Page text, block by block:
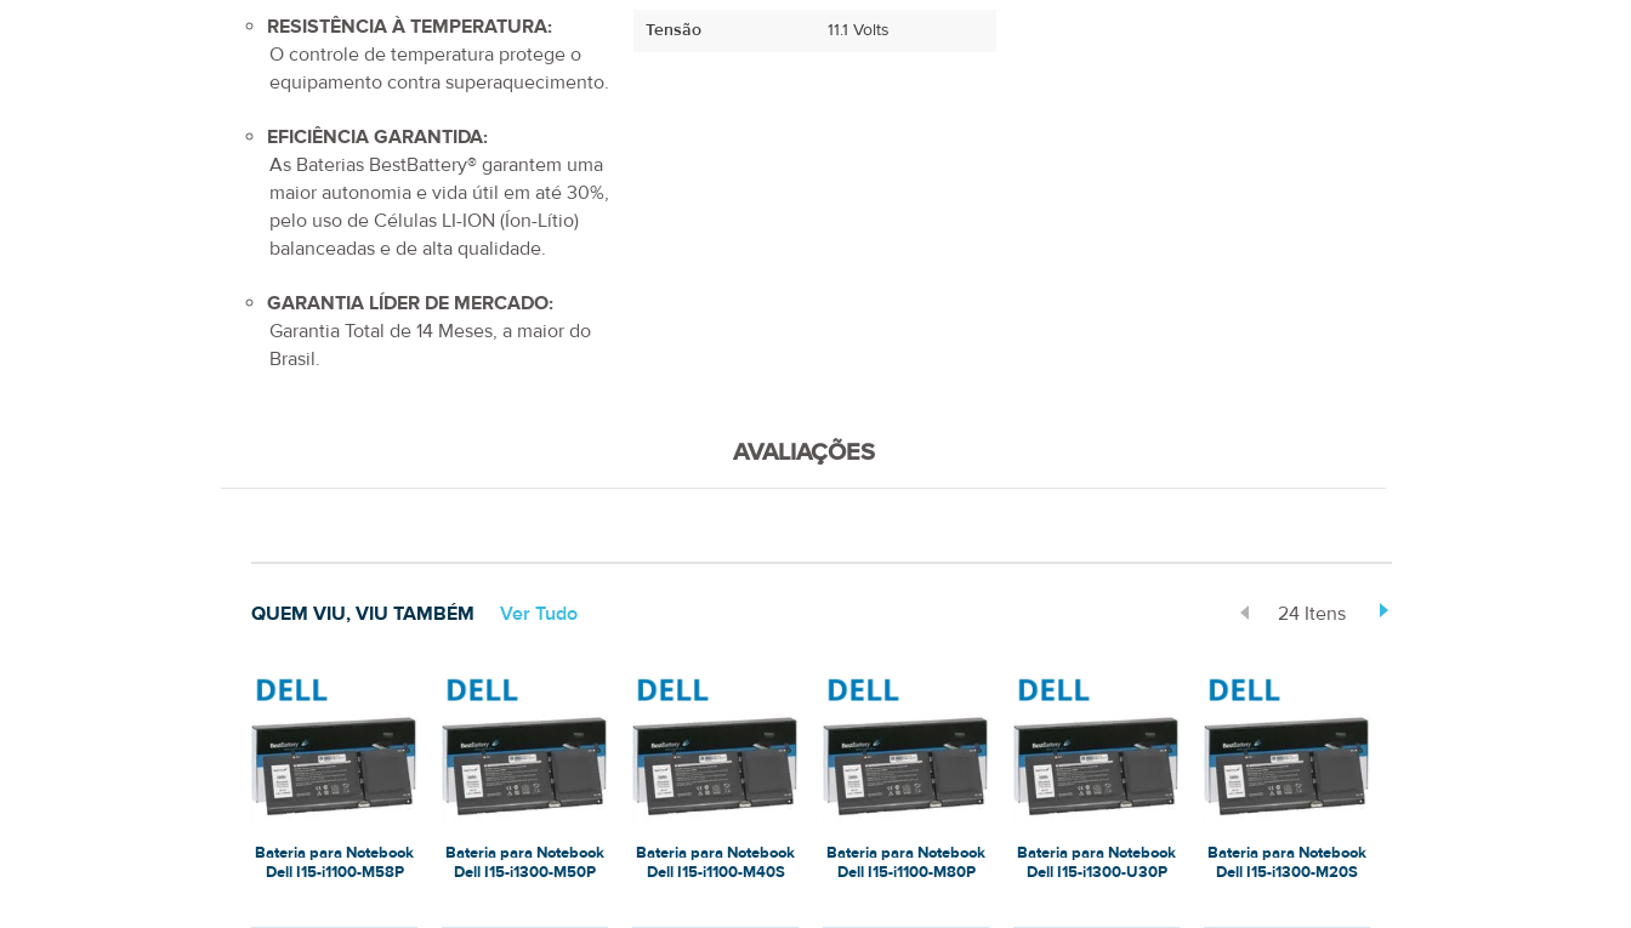
RESISTÊNCIA À TEMPERATURA:
O controle de temperatura protege o
equipamento contra superaquecimento.
EFICIÊNCIA GARANTIDA:
As Baterias BestBattery® garantem uma
maior autonomia e vida útil em até 30%,
pelo uso de Células LI-ION (Íon-Lítio)
balanceadas e de alta qualidade.
GARANTIA LÍDER DE MERCADO:
Garantia Total de 14 Meses, a maior do
Brasil.
Tensão
11.1 Volts
AVALIAÇÕES
Ver Tudo
QUEM VIU, VIU TAMBÉM 24 Itens
Bateria para Notebook
Dell I15-i1100-M58P
Bateria para Notebook
Dell I15-i1300-M50P
Bateria para Notebook
Dell I15-i1100-M40S
Bateria para Notebook
Dell I15-i1100-M80P
Bateria para Notebook
Dell I15-i1300-U30P
Bateria para Notebook
Dell I15-i1300-M20S